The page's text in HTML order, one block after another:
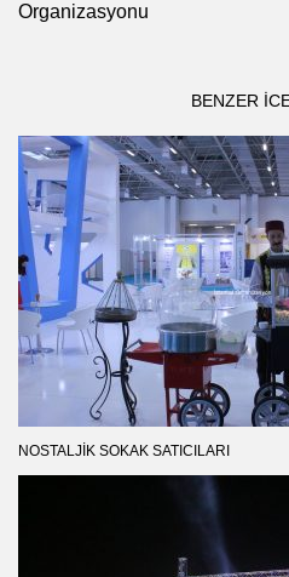
Organizasyonu
BENZER
NOSTALJIK SOKAK SATICILARI